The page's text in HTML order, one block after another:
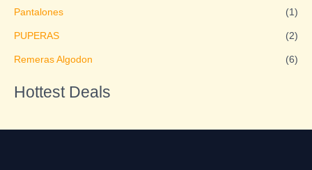
Pantalones (1)
PUPERAS (2)
Remeras Algodon (6)
Hottest Deals